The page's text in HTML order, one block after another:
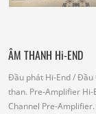
ÂM THANH Hi-END
Đầu phát Hi-End/ Đầu
than. Pre-Amplifier Hi-
Channel Pre-Amplifier.